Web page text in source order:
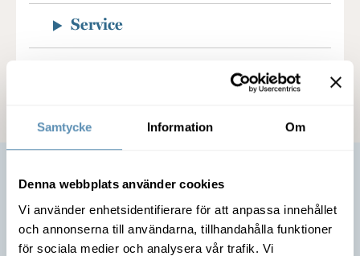
Samtycke Information Om
Denna webbplats använder cookies
Vi använder enhetsidentifierare för att anpassa innehållet
och annonserna till användarna, tillhandahålla funktioner
för sociala medier och analysera vår trafik. Vi
Service